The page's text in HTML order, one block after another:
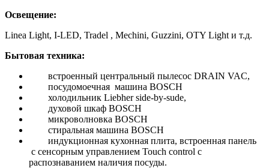
Освещение:
Linea Light, I-LED, Tradel , Mechini, Guzzini, OTY Light и т.д.
Бытовая техника:
встроенный центральный пылесос DRAIN VAC,
посудомоечная машина BOSCH
холодильник Liebher side-by-sude,
духовой шкаф BOSCH
микроволновка BOSCH
стиральная машина BOSCH
индукционная кухонная плита, встроенная панель
с сенсорным управлением Touch control c
распознаванием наличия посуды.